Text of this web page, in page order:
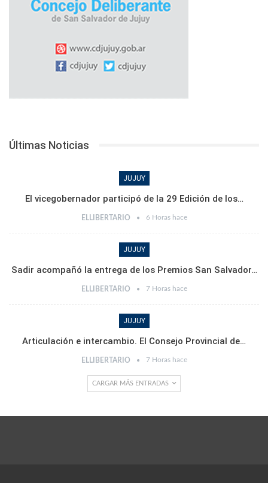
Últimas Noticias
JUJUY
El vicegobernador participó de la 29 Edición de los…
ELLIBERTARIO 6 Horas hace
JUJUY
Sadir acompañó la entrega de los Premios San Salvador…
ELLIBERTARIO 7 Horas hace
JUJUY
Articulación e intercambio. El Consejo Provincial de…
ELLIBERTARIO 7 Horas hace
CARGAR MÁS ENTRADAS